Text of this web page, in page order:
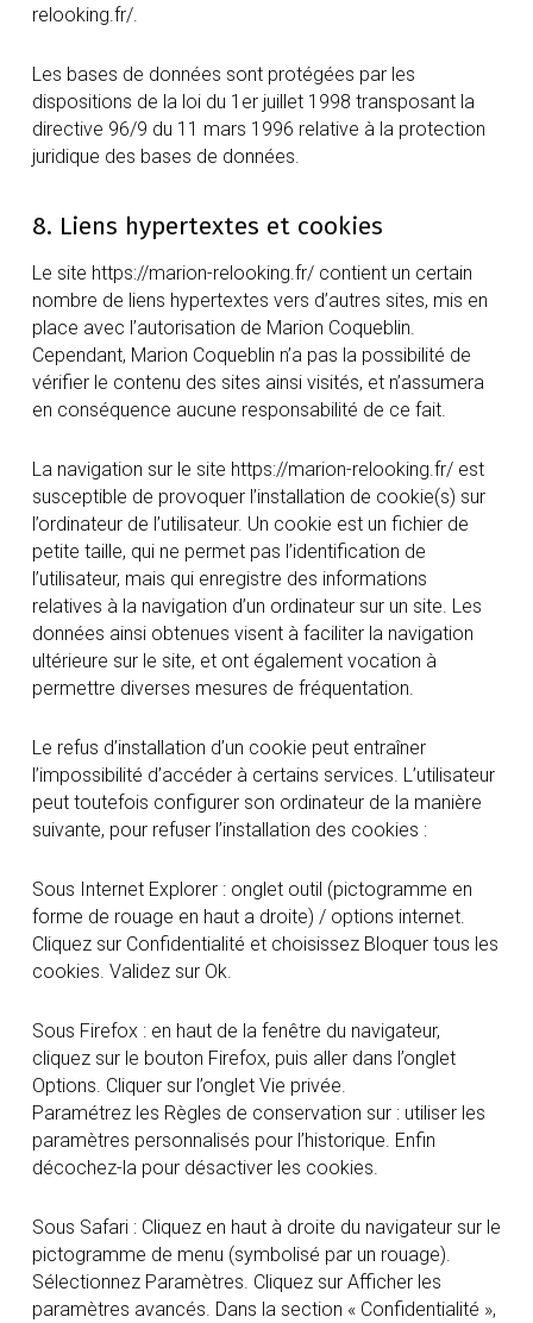
relooking.fr/.
Les bases de données sont protégées par les
dispositions de la loi du 1er juillet 1998 transposant la
directive 96/9 du 11 mars 1996 relative à la protection
juridique des bases de données.
8. Liens hypertextes et cookies
Le site https://marion-relooking.fr/ contient un certain
nombre de liens hypertextes vers d’autres sites, mis en
place avec l’autorisation de Marion Coqueblin.
Cependant, Marion Coqueblin n’a pas la possibilité de
vérifier le contenu des sites ainsi visités, et n’assumera
en conséquence aucune responsabilité de ce fait.
La navigation sur le site https://marion-relooking.fr/ est
susceptible de provoquer l’installation de cookie(s) sur
l’ordinateur de l’utilisateur. Un cookie est un fichier de
petite taille, qui ne permet pas l’identification de
l’utilisateur, mais qui enregistre des informations
relatives à la navigation d’un ordinateur sur un site. Les
données ainsi obtenues visent à faciliter la navigation
ultérieure sur le site, et ont également vocation à
permettre diverses mesures de fréquentation.
Le refus d’installation d’un cookie peut entraîner
l’impossibilité d’accéder à certains services. L’utilisateur
peut toutefois configurer son ordinateur de la manière
suivante, pour refuser l’installation des cookies :
Sous Internet Explorer : onglet outil (pictogramme en
forme de rouage en haut a droite) / options internet.
Cliquez sur Confidentialité et choisissez Bloquer tous les
cookies. Validez sur Ok.
Sous Firefox : en haut de la fenêtre du navigateur,
cliquez sur le bouton Firefox, puis aller dans l’onglet
Options. Cliquer sur l’onglet Vie privée.
Paramétrez les Règles de conservation sur : utiliser les
paramètres personnalisés pour l’historique. Enfin
décochez-la pour désactiver les cookies.
Sous Safari : Cliquez en haut à droite du navigateur sur le
pictogramme de menu (symbolisé par un rouage).
Sélectionnez Paramètres. Cliquez sur Afficher les
paramètres avancés. Dans la section « Confidentialité »,